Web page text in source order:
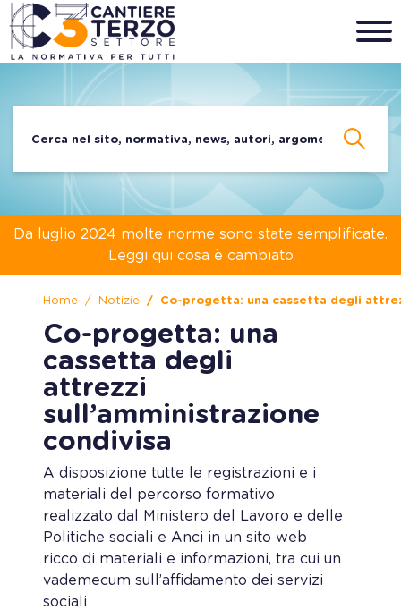
Da luglio 2024 molte norme sono state semplificate.
Leggi qui cosa è cambiato
Home Notizie Co-progetta: una cassetta degli
Co-progetta: una
cassetta degli
attrezzi
sull’amministrazione
condivisa
A disposizione tutte le registrazioni e i
materiali del percorso formativo
realizzato dal Ministero del Lavoro e delle
Politiche sociali e Anci in un sito web
ricco di materiali e informazioni, tra cui un
vademecum sull’affidamento dei servizi
sociali